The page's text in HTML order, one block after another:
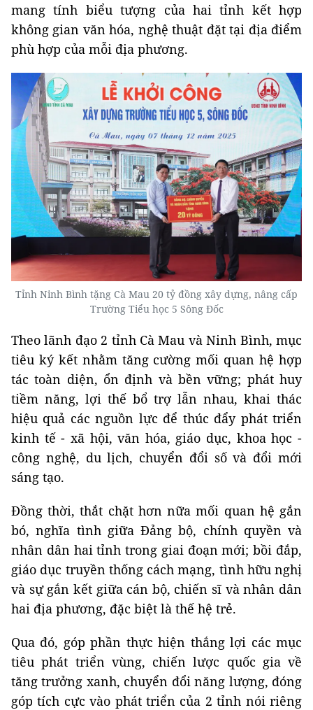
mang tính biểu tượng của hai tỉnh kết hợp
không gian văn hóa, nghệ thuật đặt tại địa điểm
phù hợp của mỗi địa phương.
Tỉnh Ninh Bình tặng Cà Mau 20 tỷ đồng xây dựng, nâng cấp
Trường Tiểu học 5 Sông Đốc
Theo lãnh đạo 2 tỉnh Cà Mau và Ninh Bình, mục
tiêu ký kết nhằm tăng cường mối quan hệ hợp
tác toàn diện, ổn định và bền vững; phát huy
tiềm năng, lợi thế bổ trợ lẫn nhau, khai thác
hiệu quả các nguồn lực để thúc đẩy phát triển
kinh tế - xã hội, văn hóa, giáo dục, khoa học -
công nghệ, du lịch, chuyển đổi số và đổi mới
sáng tạo.
Đồng thời, thắt chặt hơn nữa mối quan hệ gắn
bó, nghĩa tình giữa Đảng bộ, chính quyền và
nhân dân hai tỉnh trong giai đoạn mới; bồi đắp,
giáo dục truyền thống cách mạng, tình hữu nghị
và sự gắn kết giữa cán bộ, chiến sĩ và nhân dân
hai địa phương, đặc biệt là thế hệ trẻ.
Qua đó, góp phần thực hiện thắng lợi các mục
tiêu phát triển vùng, chiến lược quốc gia về
tăng trưởng xanh, chuyển đổi năng lượng, đóng
góp tích cực vào phát triển của 2 tỉnh nói riêng